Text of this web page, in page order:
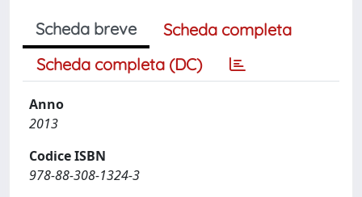
Scheda breve
Scheda completa
Scheda completa (DC)
Anno
2013
Codice ISBN
978-88-308-1324-3